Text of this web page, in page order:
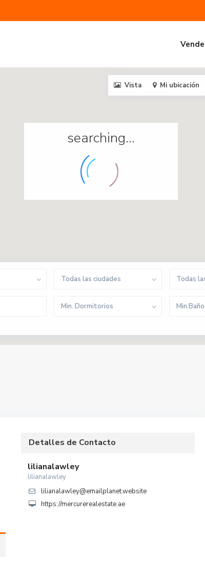
searching...
Vista Mi ubicación
Todas las ciudades Todas
Min. Dormitorios
Detalles de Contacto
lilianalawley
lilianalawley
lilianalawley@emailplanet.website
https://mercurerealestate.ae